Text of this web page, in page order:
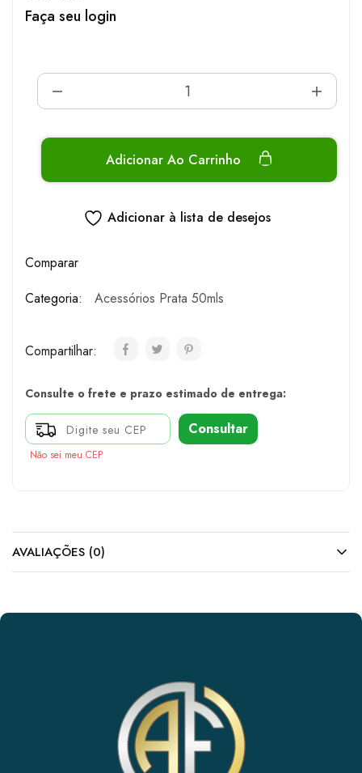
Faça seu login
Adicionar Ao Carrinho
Adicionar à lista de desejos
Comparar
Categoria:
Acessórios Prata 50mls
Compartilhar:
Consulte o frete e prazo estimado de entrega:
Consultar
Não sei meu CEP
AVALIAÇÕES (0)